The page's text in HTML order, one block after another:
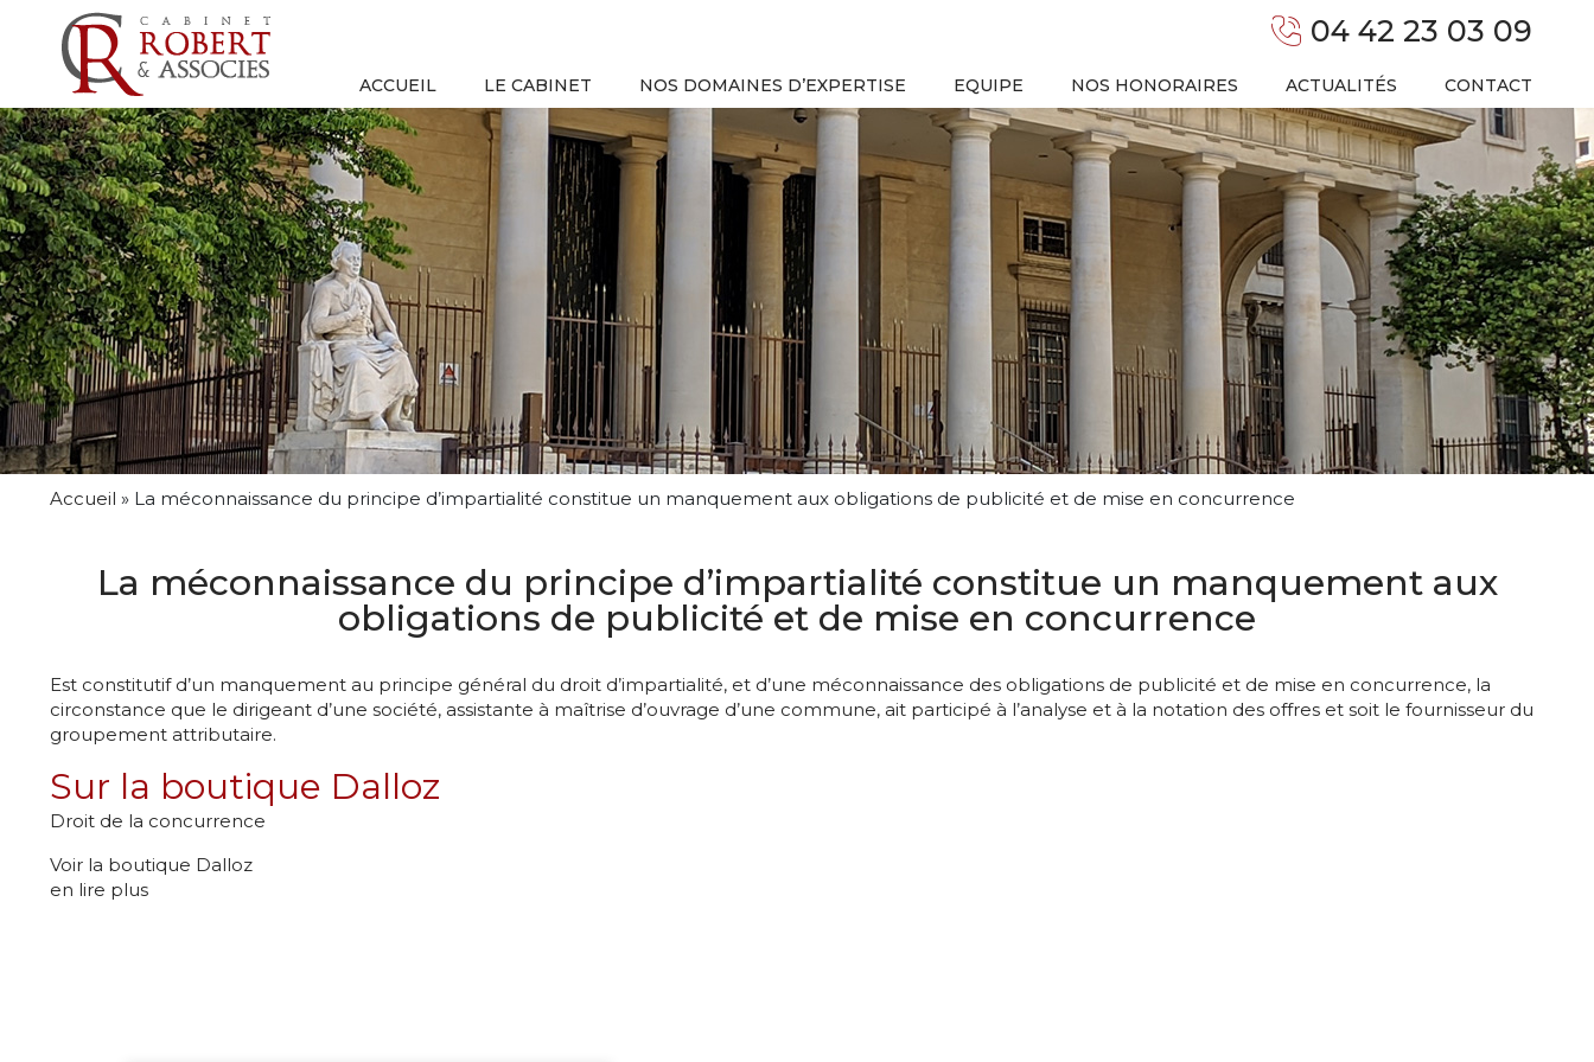
04 42 23 03 09
ACCUEIL LE CABINET NOS DOMAINES D’EXPERTISE EQUIPE NOS HONORAIRES ACTUALITÉS CONTACT
Accueil » La méconnaissance du principe d’impartialité constitue un manquement aux obligations de publicité et de mise en concurrence
La méconnaissance du principe d’impartialité constitue un manquement aux
obligations de publicité et de mise en concurrence
Est constitutif d’un manquement au principe général du droit d’impartialité, et d’une méconnaissance des obligations de publicité et de mise en concurrence, la
circonstance que le dirigeant d’une société, assistante à maîtrise d’ouvrage d’une commune, ait participé à l’analyse et à la notation des offres et soit le fournisseur du
groupement attributaire.
Sur la boutique Dalloz
Droit de la concurrence
Voir la boutique Dalloz
en lire plus